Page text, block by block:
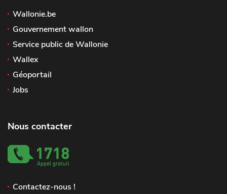
Wallonie.be
Gouvernement wallon
Service public de Wallonie
Wallex
Géoportail
Jobs
Nous contacter
Contactez-nous !